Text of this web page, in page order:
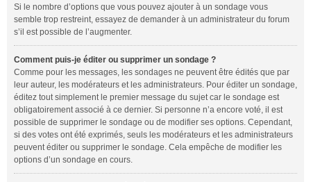
Si le nombre d’options que vous pouvez ajouter à un sondage vous
semble trop restreint, essayez de demander à un administrateur du forum
s’il est possible de l’augmenter.
Comment puis-je éditer ou supprimer un sondage ?
Comme pour les messages, les sondages ne peuvent être édités que par
leur auteur, les modérateurs et les administrateurs. Pour éditer un sondage,
éditez tout simplement le premier message du sujet car le sondage est
obligatoirement associé à ce dernier. Si personne n’a encore voté, il est
possible de supprimer le sondage ou de modifier ses options. Cependant,
si des votes ont été exprimés, seuls les modérateurs et les administrateurs
peuvent éditer ou supprimer le sondage. Cela empêche de modifier les
options d’un sondage en cours.